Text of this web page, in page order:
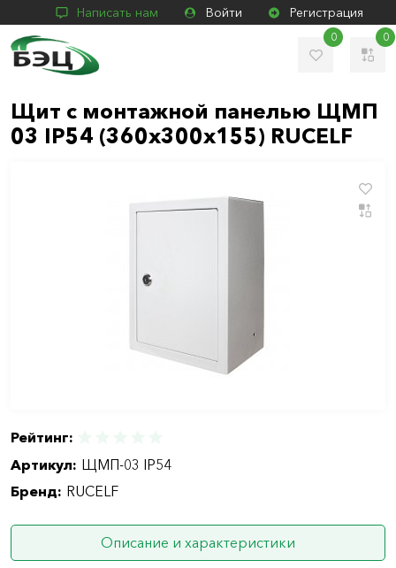
Написать нам Войти Регистрация
0 0
Щит с монтажной панелью ЩМП
03 IP54 (360х300х155) RUCELF
Рейтинг:
Артикул: ЩМП-03 IP54
Бренд: RUCELF
Описание и характеристики